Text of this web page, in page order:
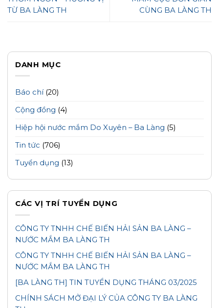
TỪ BA LÀNG TH
CÙNG BA LÀNG TH
DANH MỤC
Báo chí(20)
Cộng đồng (4)
Hiệp hội nước mắm Do Xuyên – Ba Làng (5)
Tin tức (706)
Tuyển dụng (13)
CÁC VỊ TRÍ TUYỂN DỤNG
CÔNG TY TNHH CHẾ BIẾN HẢI SẢN BA LÀNG –
NƯỚC MẮM BA LÀNG TH
CÔNG TY TNHH CHẾ BIẾN HẢI SẢN BA LÀNG –
NƯỚC MẮM BA LÀNG TH
[BA LÀNG TH] TIN TUYỂN DỤNG THÁNG 03/2025
CHÍNH SÁCH MỞ ĐẠI LÝ CỦA CÔNG TY BA LÀNG